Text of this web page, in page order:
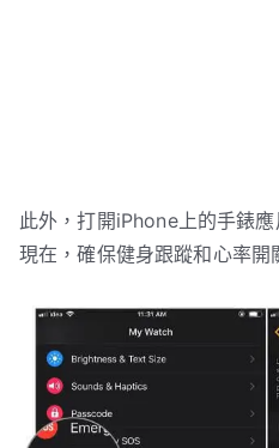
此外，打開iPhone上的手錶
現在，確保健身跟蹤和心率開